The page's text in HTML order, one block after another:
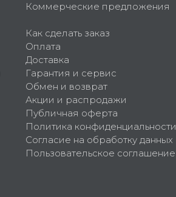
Коммерческие предложения
Как сделать заказ
Оплата
Доставка
Гарантия и сервис
Обмен и возврат
Акции и распродажи
Публичная оферта
Политика конфиденциальности
Согласие на обработку данных
Пользовательское соглашение